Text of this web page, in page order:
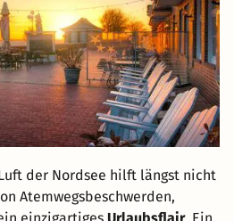
der Nordsee hilft längst nicht
Atemwegsbeschwerden,